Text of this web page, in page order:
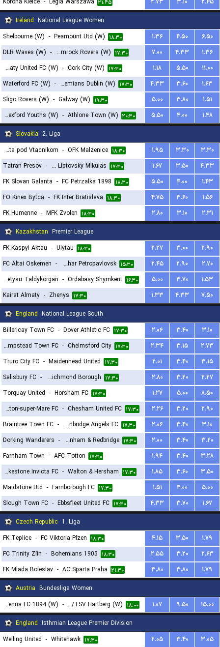
۲۱:۴۵
Ireland National League Women
Shelbourne (W) - Peamount Utd (W) ۱۸:۳۰ ۱.۳۶ ۴.۵۰
۶.۵۰
DLR Waves (W) - Shamrock Rovers (W) ۱۷:۳۰ ۷.۰۰ ۴.۳۳
۱.۳۶
Treaty United FC (W)
- Cork City (W) ۱۷:۳۰ ۱.۱۸ ۵.۵۰
۱۱.۰۰
Waterford FC (W) - Bohemians Dublin (W) ۱۷:۳۰ ۴.۳۳ ۳.۶۰
۱.۶۳
Sligo Rovers (W) - Galway (W) ۱۹:۳۰ ۵.۰۰ ۳.۸۰
۱.۵۱
Wexford Youths (W)
- Athlone Town (W) ۲۰:۳۰ ۵.۵۰ ۴.۰۰
۱.۴۸
Slovakia 2. Liga
OFK Banik Lehota pod Vtacnikom
- OFK Malzenice ۱۸:۳۰ ۱.۹۵ ۳.۳۰
۳.۳۰
Tatran Presov - Tatran Liptovsky Mikulas ۱۷:۳۰ ۱.۶۷ ۳.۵۰
۴.۳۳
FK Slovan Galanta - FC Petrzalka 1898 ۱۸:۳۰ ۵.۵۰ ۴.۰۰
۱.۴۳
FO Kinex Bytca - FK Inter Bratislava ۱۸:۳۰ ۴.۷۵ ۳.۶۰
۱.۵۶
FK Humenne - MFK Zvolen ۱۸:۳۰ ۲.۸۰ ۳.۱۰
۲.۳۱
Kazakhstan Premier League
FK Kaspyi Aktau - Ulytau ۱۸:۳۰ ۲.۲۷ ۳.۰۰
۲.۹۰
FC Altai Oskemen - FK Kyzylzhar Petropavlovsk ۱۵:۳۰ ۲.۴۵ ۲.۹۰
۲.۷۰
Zhetysu Taldykorgan
- Ordabasy Shymkent ۱۶:۳۰ ۵.۰۰ ۳.۷۰
۱.۵۳
Kairat Almaty - Zhenys ۱۷:۳۰ ۱.۳۳ ۴.۳۳
۷.۵۰
England National League South
Billericay Town FC - Dover Athletic FC ۱۷:۳۰ ۲.۰۶ ۳.۴۰
۳.۱۰
Hemel Hempstead Town FC
- Chelmsford City ۱۷:۳۰ ۲.۳۴ ۳.۱۵
۲.۷۳
Truro City FC - Maidenhead United ۱۷:۳۰ ۲.۰۱ ۳.۴۰
۳.۱۵
Salisbury FC - Hampton & Richmond Borough ۱۷:۳۰ ۲.۸۰ ۳.۲۰
۲.۲۷
Torquay United - Horsham FC ۱۷:۳۰ ۱.۲۷ ۵.۰۰
۸.۵۰
Weston-super-Mare FC
- Chesham United FC ۱۷:۳۰ ۲.۲۶ ۳.۲۰
۲.۹۰
Braintree Town FC - Tonbridge Angels FC ۱۷:۳۰ ۲.۰۶ ۳.۴۰
۳.۱۰
Dorking Wanderers - Dagenham & Redbridge ۱۷:۳۰ ۲.۰۰ ۳.۴۰
۳.۲۰
Farnham Town - AFC Totton ۱۷:۳۰ ۱.۹۴ ۳.۴۰
۳.۲۸
Folkestone Invicta FC
- Walton & Hersham ۱۷:۳۰ ۱.۸۵ ۳.۶۰
۳.۵۰
Maidstone Utd - Farnborough FC ۱۷:۳۰ ۱.۵۱ ۴.۰۰
۵.۰۰
Slough Town FC - Ebbsfleet United FC ۱۷:۳۰ ۴.۳۳ ۳.۷۰
۱.۶۷
Czech Republic 1. Liga
FK Teplice - FC Viktoria Plzen ۱۸:۳۰ ۴.۱۵ ۳.۵۰
۱.۷۹
FC Trinity Zlín - Bohemians 1905 ۱۸:۳۰ ۲.۵۵ ۳.۲۰
۲.۶۳
FK Mlada Boleslav - AC Sparta Praha ۲۱:۳۰ ۳.۸۰ ۳.۸۰
۱.۷۹
Austria Bundesliga Women
First Vienna FC 1894 (W)
- FC Sudburgenland/TSV Hartberg (W) ۱۸:۰۰ ۱.۰۷ ۹.۵۰
۱۵.۰۰
England Isthmian League Premier Division
Welling United - Whitehawk ۱۷:۳۰ ۲.۰۵ ۳.۴۰
۳.۰۵